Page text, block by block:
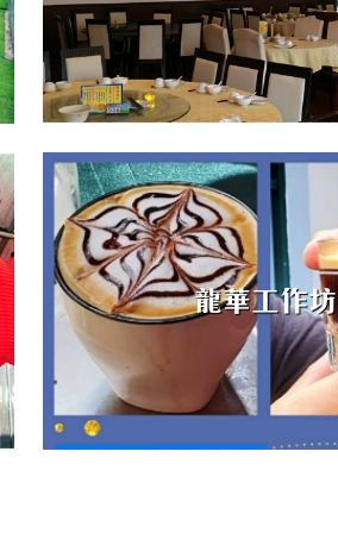
龍華工作坊